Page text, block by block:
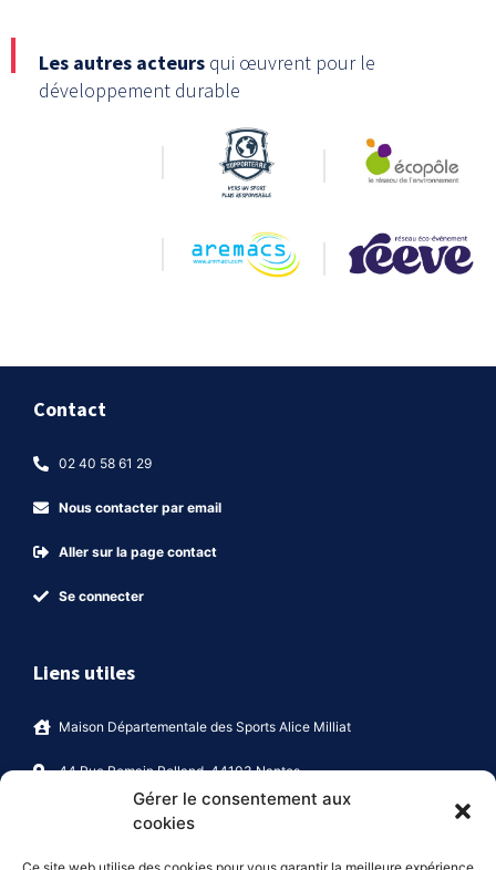
Gérer le consentement aux
cookies
Les autres acteurs qui œuvrent pour le
développement durable
Contact
02 40 58 61 29
Nous contacter par email
Aller sur la page contact
Se connecter
Liens utiles
Maison Départementale des Sports Alice Milliat
44 Rue Romain Rolland, 44103 Nantes
Politique de confidentialité
Maison des Sports Alice Milliat